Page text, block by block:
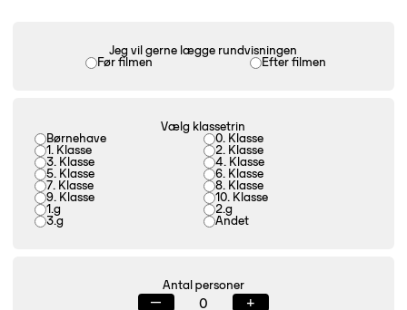
Jeg vil gerne lægge rundvisningen
Før filmen
Efter filmen
Vælg klassetrin
Børnehave
0. Klasse
1. Klasse
2. Klasse
3. Klasse
4. Klasse
5. Klasse
6. Klasse
7. Klasse
8. Klasse
9. Klasse
10. Klasse
1.g
2.g
3.g
Andet
Antal personer
— +